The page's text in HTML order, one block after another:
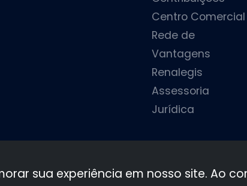
Centro Comercial
Rede de
Vantagens
Renalegis
Assessoria
Jurídica
sua experiência em nosso site. Ao